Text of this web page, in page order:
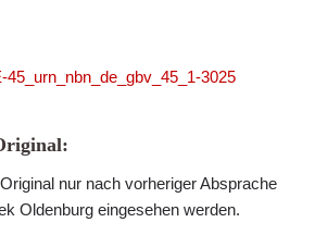
45_urn_nbn_de_gbv_45_1-3025
nur nach vorheriger Absprache
Oldenburg eingesehen werden.